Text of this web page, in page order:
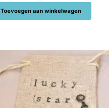
Toevoegen aan winkelwagen